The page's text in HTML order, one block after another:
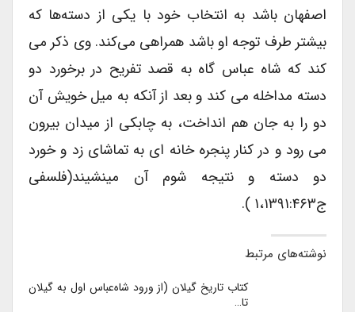
اصفهان باشد به انتخاب خود با یکی از دسته‌ها که
بیشتر طرف توجه او باشد همراهی می‌کند. وی ذکر می
کند که شاه عباس گاه به قصد تفریح در برخورد دو
دسته مداخله می کند و بعد از آنکه به میل خویش آن
دو را به جان هم انداخت، به چابکی از میدان بیرون
می رود و در کنار پنجره خانه ای به تماشای زد و خورد
دو دسته و نتیجه شوم آن می‏نشیند(فلسفی
نوشته‌های مرتبط
کتاب تاریخ گیلان (از ورود شاه‌عباس اول به گیلان
تا…